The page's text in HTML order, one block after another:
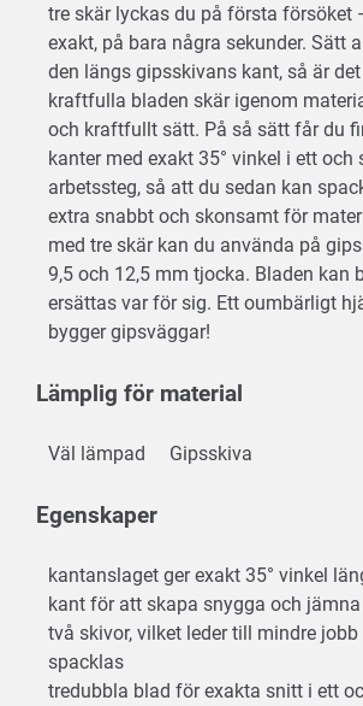
tre skär lyckas du på första försöket
exakt, på bara några sekunder. Sätt
den längs gipsskivans kant, så är
kraftfulla bladen skär igenom
och kraftfullt sätt. På så sätt får du
kanter med exakt 35° vinkel i ett och
arbetssteg, så att du sedan kan
extra snabbt och skonsamt för
med tre skär kan du använda på
9,5 och 12,5 mm tjocka. Bladen kan
ersättas var för sig. Ett oumbärligt
bygger gipsväggar!
Lämplig för material
Väl lämpad Gipsskiva
Egenskaper
kantanslaget ger exakt 35° vinkel
kant för att skapa snygga och
två skivor, vilket leder till mindre
spacklas
tredubbla blad för exakta snitt i ett